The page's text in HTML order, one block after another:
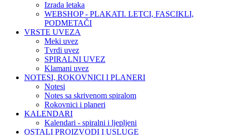
Izrada letaka
WEBSHOP - PLAKATI. LETCI, FASCIKLI,
PODMETAČI
VRSTE UVEZA
Meki uvez
Tvrdi uvez
SPIRALNI UVEZ
Klamani uvez
NOTESI, ROKOVNICI I PLANERI
Notesi
Notes sa skrivenom spiralom
Rokovnici i planeri
KALENDARI
Kalendari - spiralni i ljepljeni
OSTALI PROIZVODI I USLUGE